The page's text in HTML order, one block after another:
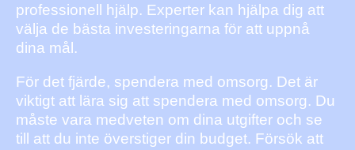
professionell hjälp. Experter kan hjälpa dig att
välja de bästa investeringarna för att uppnå
dina mål.
För det fjärde, spendera med omsorg. Det är
viktigt att lära sig att spendera med omsorg. Du
måste vara medveten om dina utgifter och se
till att du inte överstiger din budget. Försök att